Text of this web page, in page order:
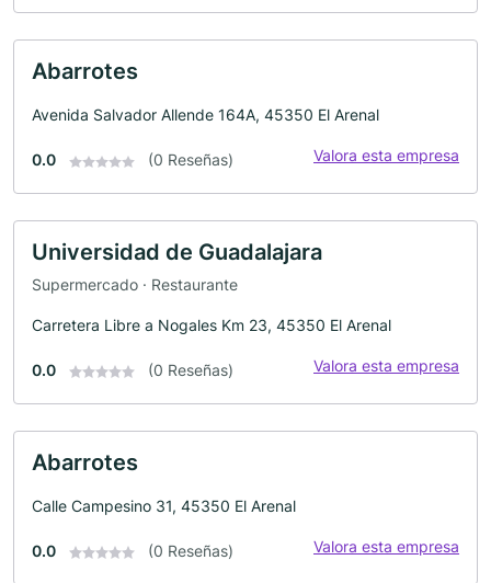
Abarrotes
Avenida Salvador Allende 164A, 45350 El Arenal
0.0 (0 Reseñas) Valora esta empresa
Universidad de Guadalajara
Supermercado · Restaurante
Carretera Libre a Nogales Km 23, 45350 El Arenal
0.0 (0 Reseñas) Valora esta empresa
Abarrotes
Calle Campesino 31, 45350 El Arenal
0.0 (0 Reseñas) Valora esta empresa